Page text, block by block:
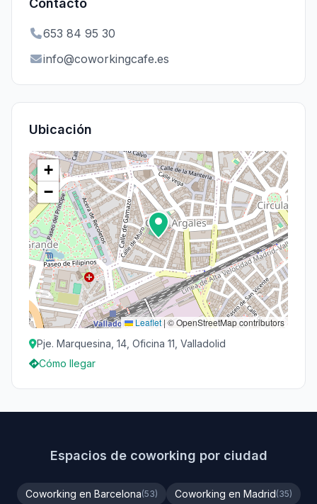
Contacto
653 84 95 30
info@coworkingcafe.es
Ubicación
+
−
Leaflet | © OpenStreetMap contributors
Pje. Marquesina, 14, Oficina 11, Valladolid
Cómo llegar
Espacios de coworking por ciudad
Coworking en Barcelona(53) Coworking en Madrid(35)